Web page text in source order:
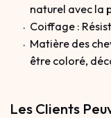
naturel avec la
Coiffage :
Matière des
être coloré,
Les Clients